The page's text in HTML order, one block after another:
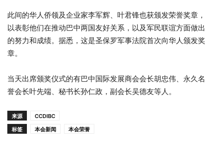
此间的华人侨领及企业家李军辉、叶君锋也获颁发荣誉奖章，
以表彰他们在推动巴中两国友好关系，以及军民联谊方面做出
的努力和成绩。据悉，这是圣保罗军事法院首次向华人颁发奖
章。
当天出席颁奖仪式的有巴中国际发展商会会长胡忠伟、永久名
誉会长叶先端、秘书长孙仁政，副会长吴德友等人。
来源
CCDIBC
标签
本会新闻 本会荣誉